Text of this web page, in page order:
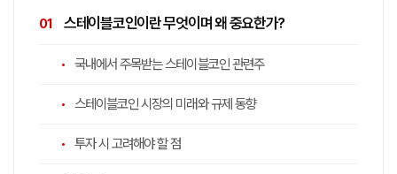
스테이블코인이란 무엇이며 왜 중요한가?
국내에서 주목받는 스테이블코인 관련주
스테이블코인 시장의 미래와 규제 동향
투자 시 고려해야 할 점